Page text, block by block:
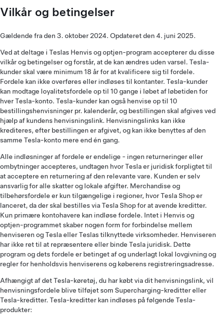
Vilkår og betingelser
Gældende fra den 3. oktober 2024. Opdateret den 4. juni 2025.
Ved at deltage i Teslas Henvis og optjen-program accepterer du disse
vilkår og betingelser og forstår, at de kan ændres uden varsel. Tesla-
kunder skal være minimum 18 år for at kvalificere sig til fordele.
Fordele kan ikke overføres eller indløses til kontanter. Tesla-kunder
kan modtage loyalitetsfordele op til 10 gange i løbet af løbetiden for
hver Tesla-konto. Tesla-kunder kan også henvise op til 10
bestillingshenvisninger pr. kalenderår, og bestillingen skal afgives ved
hjælp af kundens henvisningslink. Henvisningslinks kan ikke
krediteres, efter bestillingen er afgivet, og kan ikke benyttes af den
samme Tesla-konto mere end én gang.
Alle indløsninger af fordele er endelige - ingen returneringer eller
ombytninger accepteres, undtagen hvor Tesla er juridisk forpligtet til
at acceptere en returnering af den relevante vare. Kunden er selv
ansvarlig for alle skatter og lokale afgifter. Merchandise og
tilbehørsfordele er kun tilgængelige i regioner, hvor Tesla Shop er
lanceret, da der skal bestilles via Tesla Shop for at avende kreditter.
Kun primære kontohavere kan indløse fordele. Intet i Henvis og
optjen-programmet skaber nogen form for forbindelse mellem
henviseren og Tesla eller Teslas tilknyttede virksomheder. Henviseren
har ikke ret til at repræsentere eller binde Tesla juridisk. Dette
program og dets fordele er betinget af og underlagt lokal lovgivning og
regler for henholdsvis henviserens og køberens registreringsadresse.
Afhængigt af det Tesla-køretøj, du har købt via dit henvisningslink, vil
henvisningsfordele blive tilføjet som Supercharging-kreditter eller
Tesla-kreditter. Tesla-kreditter kan indløses på følgende Tesla-
produkter: